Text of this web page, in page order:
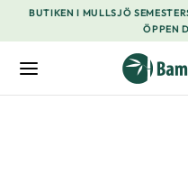
BUTIKEN I MULLSJÖ
ÖPPEN